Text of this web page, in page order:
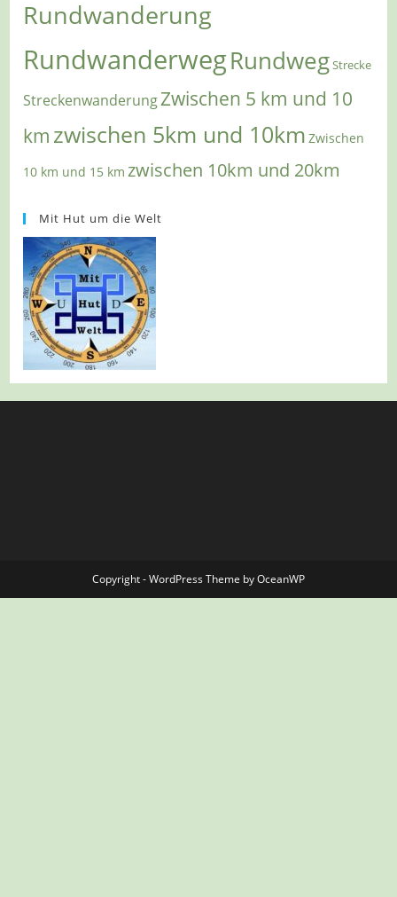
Rundwanderung
RundwanderwegRundwegStrecke
StreckenwanderungZwischen 5 km und 10
km zwischen 5km und 10km Zwischen
10 km und 15 km zwischen 10km und 20km
Mit Hut um die Welt
Copyright - WordPress Theme by OceanWP